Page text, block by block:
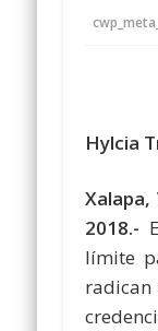
Hylcia
2018.-
límite
radican